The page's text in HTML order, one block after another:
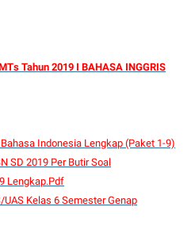
Tahun 2019 I BAHASA INGGRIS
Indonesia Lengkap (Paket 1-9)
SD 2019 Per Butir Soal
Lengkap.Pdf
Kelas 6 Semester Genap